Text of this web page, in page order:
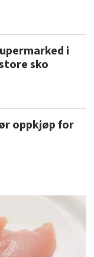
i
sko
oppkjøp for